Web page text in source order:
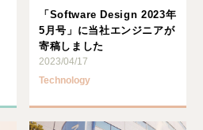
「Software Design 2023年
5月号」に当社エンジニアが
寄稿しました
2023/04/17
Technology